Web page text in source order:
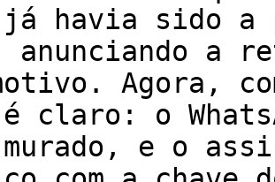
já havia sido
anunciando a
motivo. Agora,
claro: o
e o